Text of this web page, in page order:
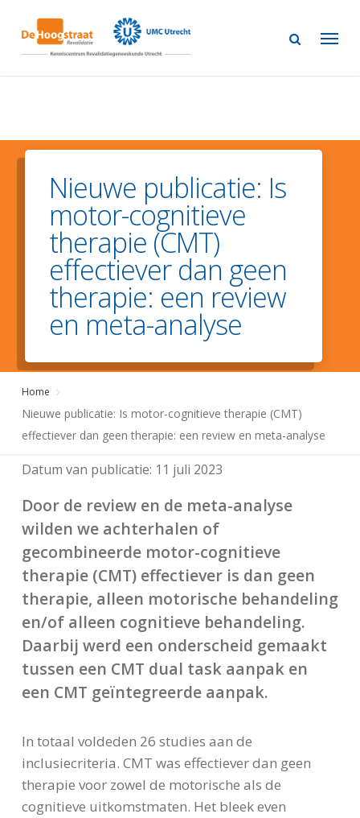
main
Nieuwe publicatie: Is
motor-cognitieve
therapie (CMT)
effectiever dan geen
therapie: een review
en meta-analyse
Home
Nieuwe publicatie: Is motor-cognitieve therapie (CMT)
effectiever dan geen therapie: een review en meta-analyse
Datum van publicatie: 11 juli 2023
Door de review en de meta-analyse
wilden we achterhalen of
gecombineerde motor-cognitieve
therapie (CMT) effectiever is dan geen
therapie, alleen motorische behandeling
en/of alleen cognitieve behandeling.
Daarbij werd een onderscheid gemaakt
tussen een CMT dual task aanpak en
een CMT geïntegreerde aanpak.
In totaal voldeden 26 studies aan de
inclusiecriteria. CMT was effectiever dan geen
therapie voor zowel de motorische als de
cognitieve uitkomstmaten. Het bleek even